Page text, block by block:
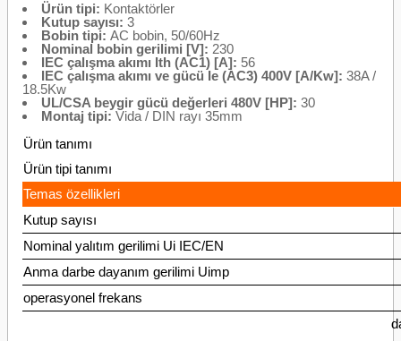
Ürün tipi: Kontaktörler
Kutup sayısı: 3
Bobin tipi: AC bobin, 50/60Hz
Nominal bobin gerilimi [V]: 230
IEC çalışma akımı Ith (AC1) [A]: 56
IEC çalışma akımı ve gücü Ie (AC3) 400V [A/Kw]: 38A /
18.5Kw
UL/CSA beygir gücü değerleri 480V [HP]: 30
Montaj tipi: Vida / DIN rayı 35mm
Ürün tanımı
Ürün tipi tanımı
Temas özellikleri
Kutup sayısı
Nominal yalıtım gerilimi Ui IEC/EN
Anma darbe dayanım gerilimi Uimp
operasyonel frekans